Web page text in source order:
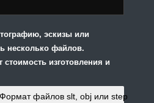
эскизы или
несколько файлов.
изготовления и
файлов slt, obj или step